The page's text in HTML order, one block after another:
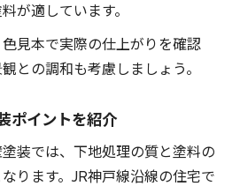
が適しています。
見本で実際の仕上がりを確認
との調和も考慮しましょう。
ポイントを紹介
装では、下地処理の質と塗料の
ります。JR神戸線沿線の住宅で